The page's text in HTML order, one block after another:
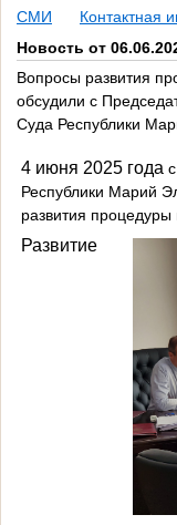
СМИ
Контактная
Новость от
Вопросы развития
обсудили с
Суда Республики
4 июня 2025 года
Республики Марий
развития
Развитие